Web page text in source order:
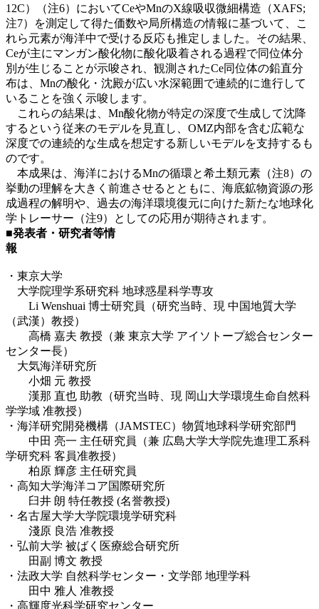
12C）（注6）においてCeやMnのX線吸収微細構造（XAFS;
注7）を測定して得た価数や局所構造の情報に基づいて、こ
れら元素が海洋中で受ける反応も推定しました。その結果、
Ceが主にマンガン酸化物に酸化吸着される過程で同位体分
別が生じることが示唆され、観測されたCe同位体の鉛直分
布は、Mnの酸化・沈殿が広い水深範囲で連続的に進行して
いることを強く示唆します。
これらの結果は、Mn酸化物が特定の深度で生成して沈降
するという従来のモデルを見直し、OMZ内部を含む広範な
深度での連続的な生成を想定する新しいモデルを支持するも
のです。
本成果は、海洋におけるMnの循環と希土類元素（注8）の
挙動の理解を大きく前進させるとともに、海底鉱物資源の形
成過程の解明や、過去の海洋環境復元に向けた新たな地球化
学トレーサー（注9）としての応用が期待されます。
■発表者・研究者等情
報
・東京大学
大学院理学系研究科 地球惑星科学専攻
Li Wenshuai 博士研究員（研究当時、現 中国地質大学
（武漢）教授）
高橋 嘉夫 教授（兼 東京大学 アイソトープ総合センター
センター長）
大気海洋研究所
小畑 元 教授
漢那 直也 助教（研究当時、現 岡山大学環境生命自然科
学学域 准教授）
・海洋研究開発機構（JAMSTEC）物質地球科学研究部門
中田 亮一 主任研究員（兼 広島大学大学院先進理工系科
学研究科 客員准教授）
柏原 輝彦 主任研究員
・高知大学海洋コア国際研究所
臼井 朗 特任教授 (名誉教授)
・名古屋大学大学院環境学研究科
淺原 良浩 准教授
・弘前大学 被ばく医療総合研究所
田副 博文 教授
・法政大学 自然科学センター・文学部 地理学科
田中 雅人 准教授
・高輝度光科学研究センター